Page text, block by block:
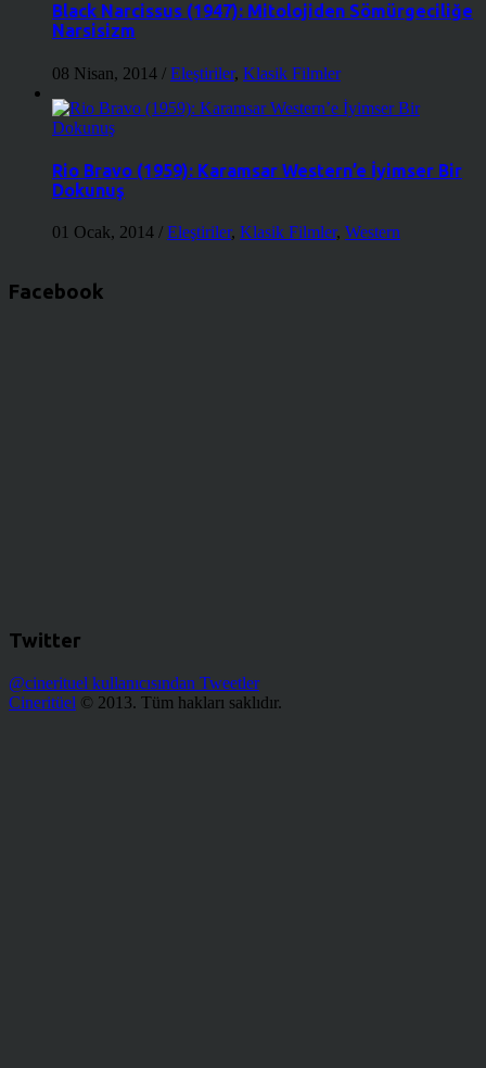
Black Narcissus (1947): Mitolojiden Sömürgeciliğe
Narsisizm
08 Nisan, 2014 / Eleştiriler, Klasik Filmler
Rio Bravo (1959): Karamsar Western’e İyimser Bir
Dokunuş
01 Ocak, 2014 / Eleştiriler, Klasik Filmler, Western
Facebook
Twitter
@cinerituel kullanıcısından Tweetler
Cineritüel © 2013. Tüm hakları saklıdır.